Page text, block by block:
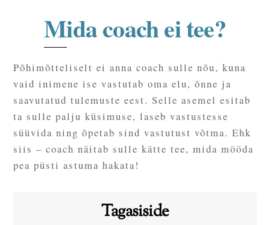
Mida coach ei tee?
Põhimõtteliselt ei anna coach sulle nõu, kuna
vaid inimene ise vastutab oma elu, õnne ja
saavutatud tulemuste eest. Selle asemel esitab
ta sulle palju küsimuse, laseb vastustesse
süüvida ning õpetab sind vastutust võtma. Ehk
siis – coach näitab sulle kätte tee, mida mööda
pea püsti astuma hakata!
Tagasiside